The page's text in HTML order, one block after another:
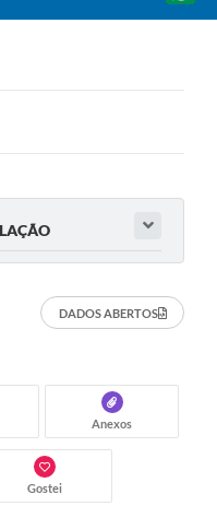
DADOS ABERTOS
Anexos
Gostei